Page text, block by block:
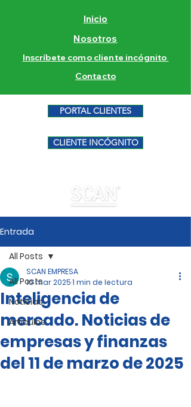
Inicio
Nosotros
Inscríbete como cliente incógnito
Contacto
PORTAL CLIENTES
CLIENTE INCÓGNITO
Entrada
All Posts
Noticias
Artículos
All Posts
Inteligencia de
mercado. Noticias de
empresas y finanzas
del 11 de marzo de 2025
SCAN EMPRESA
10 mar 20251 min de lectura